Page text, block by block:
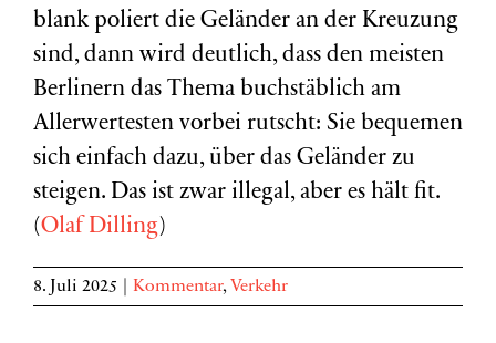
blank poliert die Geländer an der Kreuzung
sind, dann wird deutlich, dass den meisten
Berlinern das Thema buchstäblich am
Allerwertesten vorbei rutscht: Sie bequemen
sich einfach dazu, über das Geländer zu
steigen. Das ist zwar illegal, aber es hält fit.
(Olaf Dilling)
8. Juli 2025 Kommentar, Verkehr